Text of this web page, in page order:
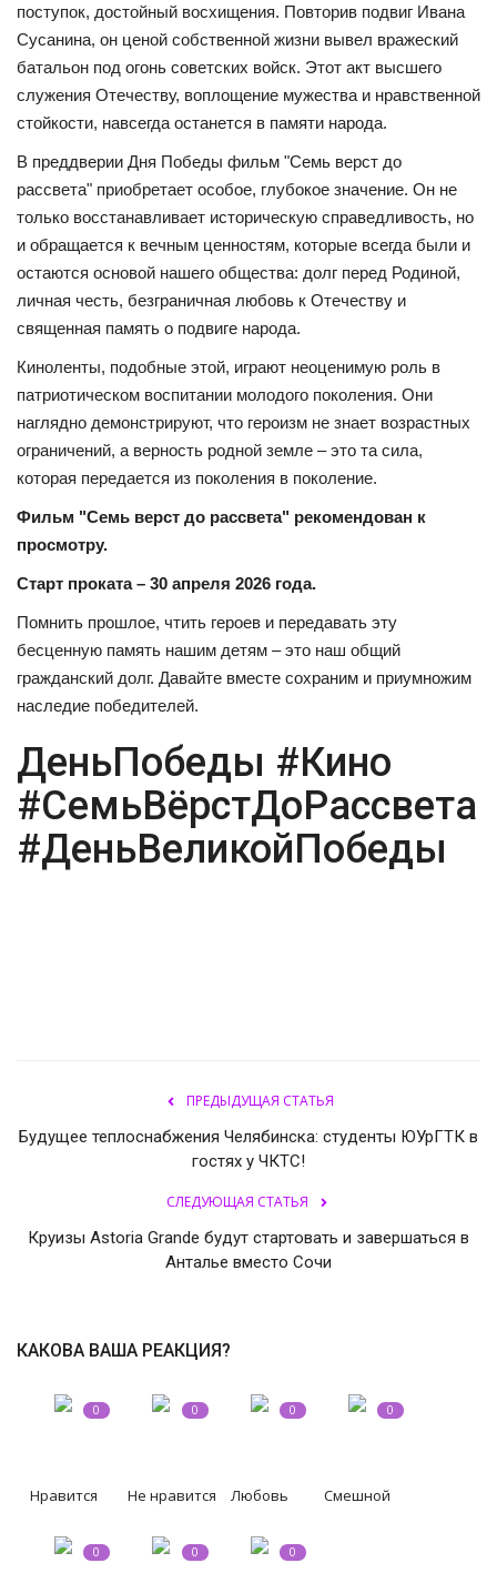
АНОНСЫ
КУЛЬТУРА
НАГРАДЫ
Интересное
НАУКА
поступок, достойный восхищения. Повторив подвиг Ивана
Сусанина, он ценой собственной жизни вывел вражеский
батальон под огонь советских войск. Этот акт высшего
служения Отечеству, воплощение мужества и нравственной
стойкости, навсегда останется в памяти народа.
В преддверии Дня Победы фильм "Семь верст до
рассвета" приобретает особое, глубокое значение. Он не
только восстанавливает историческую справедливость, но
и обращается к вечным ценностям, которые всегда были и
остаются основой нашего общества: долг перед Родиной,
личная честь, безграничная любовь к Отечеству и
священная память о подвиге народа.
Киноленты, подобные этой, играют неоценимую роль в
патриотическом воспитании молодого поколения. Они
наглядно демонстрируют, что героизм не знает возрастных
ограничений, а верность родной земле – это та сила,
которая передается из поколения в поколение.
Фильм "Семь верст до рассвета" рекомендован к
просмотру.
Старт проката – 30 апреля 2026 года.
Помнить прошлое, чтить героев и передавать эту
бесценную память нашим детям – это наш общий
гражданский долг. Давайте вместе сохраним и приумножим
наследие победителей.
ДеньПобеды #Кино
#СемьВёрстДоРассвета
#ДеньВеликойПобеды
ПРЕДЫДУЩАЯ СТАТЬЯ
Будущее теплоснабжения Челябинска: студенты ЮУрГТК в
гостях у ЧКТС!
СЛЕДУЮЩАЯ СТАТЬЯ
Круизы Astoria Grande будут стартовать и завершаться в
Анталье вместо Сочи
КАКОВА ВАША РЕАКЦИЯ?
0
Нравится
0
Не нравится
0
Любовь
0
Смешной
0 0 0